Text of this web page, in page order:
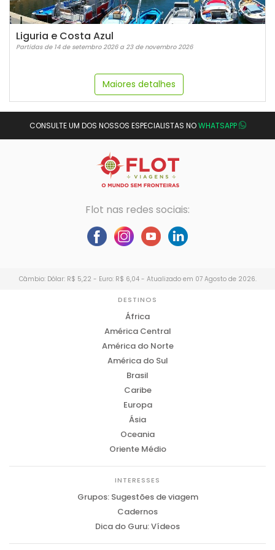
Liguria e Costa Azul
Partidas de 14 de setembro 2026 a 23 de novembro 2026
Maiores detalhes
CONSULTE UM DOS NOSSOS ESPECIALISTAS NOWHATSAPP
Flot nas redes sociais:
Câmbio: Dólar: R$ 5,22 - Euro: R$ 6,04 - Atualizado em 07 Agosto de 2026.
DESTINOS
África
América Central
América do Norte
América do Sul
Brasil
Caribe
Europa
Ásia
Oceania
Oriente Médio
INTERESSES
Grupos: Sugestões de viagem
Cadernos
Dica do Guru: Vídeos